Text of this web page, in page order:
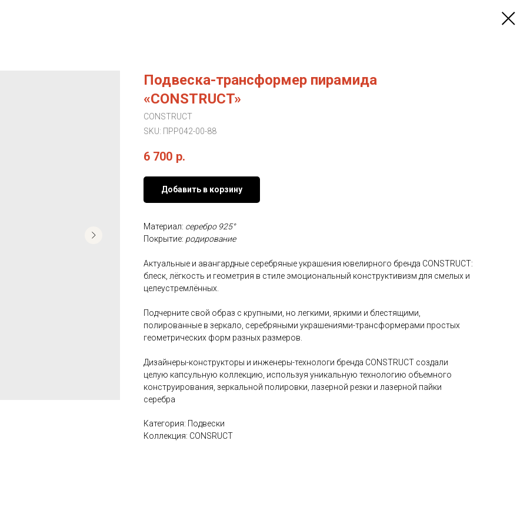
Подвеска-трансформер пирамида
«CONSTRUCT»
CONSTRUCT
SKU: ПРР042-00-88
6 700 р.
Добавить в корзину
Материал: серебро 925°
Покрытие: родирование
Актуальные и авангардные серебряные украшения ювелирного бренда CONSTRUCT:
блеск, лёгкость и геометрия в стиле эмоциональный конструктивизм для смелых и
целеустремлённых.
Подчерните свой образ с крупными, но легкими, яркими и блестящими,
полированные в зеркало, серебряными украшениями-трансформерами простых
геометрических форм разных размеров.
Дизайнеры-конструкторы и инженеры-технологи бренда CONSTRUCT создали
целую капсульную коллекцию, используя уникальную технологию объемного
конструирования, зеркальной полировки, лазерной резки и лазерной пайки
серебра
Категория: Подвески
Коллекция: CONSRUCT